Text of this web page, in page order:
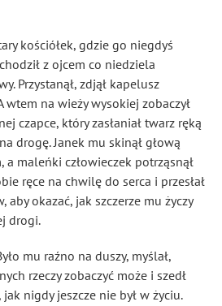
kościółek, gdzie go niegdyś
z ojcem co niedziela
Przystanął, zdjął kapelusz
wtem na wieży wysokiej zobaczył
czapce, który zasłaniał twarz ręką
drogę. Janek mu skinął głową
a maleńki człowieczek potrząsnął
ręce na chwilę do serca i przesłał
aby okazać, jak szczerze mu życzy
drogi.
mu raźno na duszy, myślał,
rzeczy zobaczyć może i szedł
nigdy jeszcze nie był w życiu.